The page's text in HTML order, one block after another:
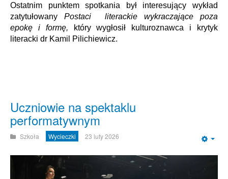
Ostatnim punktem spotkania był interesujący wykład
zatytułowanyPostaci literackie wykraczające poza
epokę i formę,
który wygłosił
kulturoznawca i krytyk
literacki dr Kamil Pilichiewicz.
Uczniowie na spektaklu
performatywnym
Szkoła Wycieczki 23 luty 2026